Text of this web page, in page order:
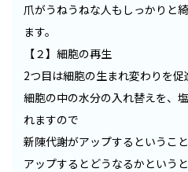
爪がうねうねな人もしっかりと
ます。
【２】細胞の再生
2つ目は細胞の生まれ変わりを促
細胞の中の水分の入れ替えを、
れますので
新陳代謝がアップするということ
アップするとどうなるかという